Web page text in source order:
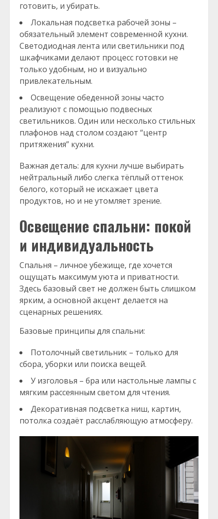
готовить, и убирать.
Локальная подсветка рабочей зоны –
обязательный элемент современной кухни.
Светодиодная лента или светильники под
шкафчиками делают процесс готовки не
только удобным, но и визуально
привлекательным.
Освещение обеденной зоны часто
реализуют с помощью подвесных
светильников. Один или несколько стильных
плафонов над столом создают “центр
притяжения” кухни.
Важная деталь: для кухни лучше выбирать
нейтральный либо слегка тёплый оттенок
белого, который не искажает цвета
продуктов, но и не утомляет зрение.
Освещение спальни: покой
и индивидуальность
Спальня – личное убежище, где хочется
ощущать максимум уюта и приватности.
Здесь базовый свет не должен быть слишком
ярким, а основной акцент делается на
сценарных решениях.
Базовые принципы для спальни:
Потолочный светильник – только для
сбора, уборки или поиска вещей.
У изголовья – бра или настольные лампы с
мягким рассеянным светом для чтения.
Декоративная подсветка ниш, картин,
потолка создаёт расслабляющую атмосферу.